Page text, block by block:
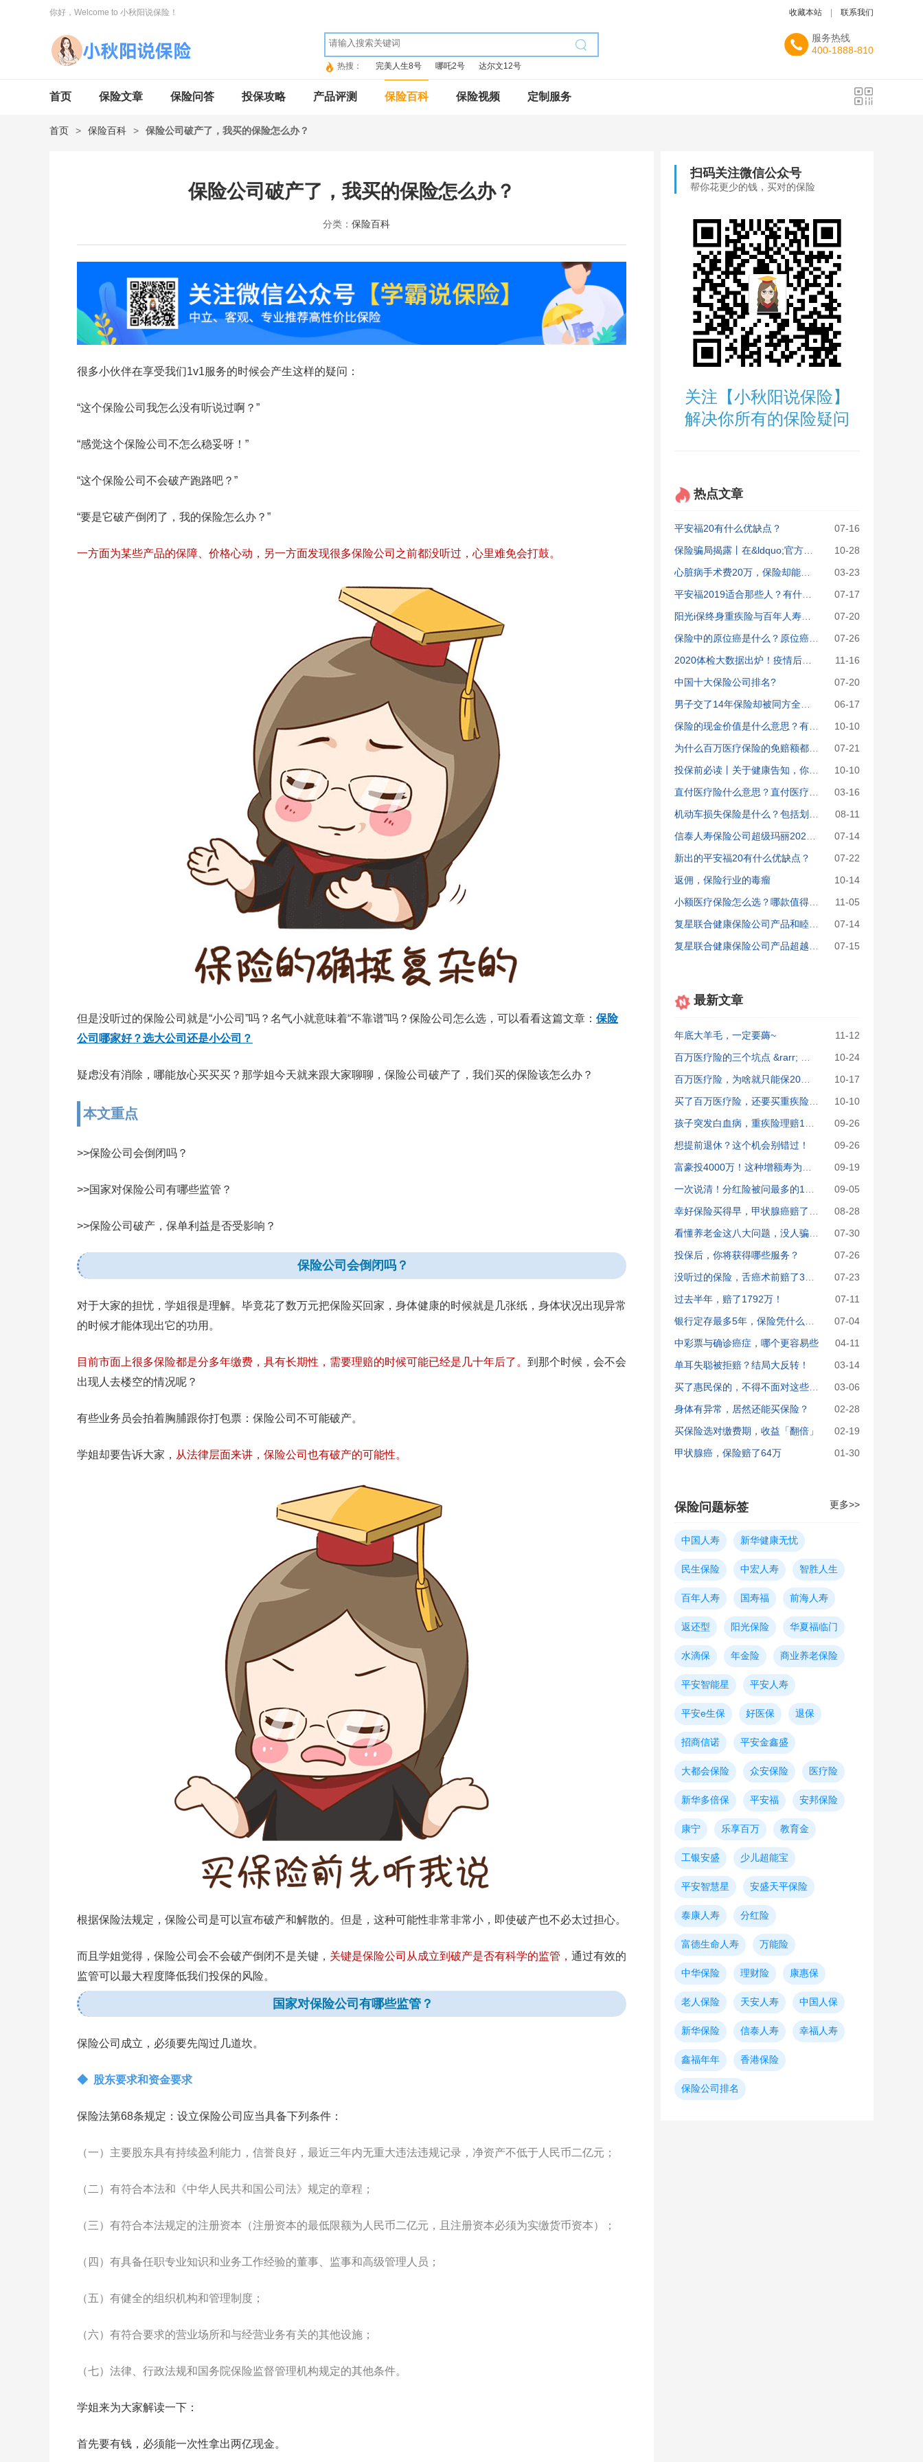
你好，Welcome to 小秋阳说保险！ 收藏本站 联系我们
热搜： 完美人生8号 哪吒2号 达尔文12号
服务热线
400-1888-810
首页 保险文章 保险问答 投保攻略 产品评测 保险百科 保险视频 定制服务
首页 > 保险百科 > 保险公司破产了，我买的保险怎么办？
保险公司破产了，我买的保险怎么办？
分类： 保险百科
很多小伙伴在享受我们1v1服务的时候会产生这样的疑问：
“这个保险公司我怎么没有听说过啊？”
“感觉这个保险公司不怎么稳妥呀！”
“这个保险公司不会破产跑路吧？”
“要是它破产倒闭了，我的保险怎么办？”
一方面为某些产品的保障、价格心动，另一方面发现很多保险公司之前都没听过，心里难免会打鼓。
但是没听过的保险公司就是“小公司”吗？名气小就意味着“不靠谱”吗？保险公司怎么选，可以看看这篇文章： 保险
公司哪家好？选大公司还是小公司？
疑虑没有消除，哪能放心买买买？那学姐今天就来跟大家聊聊，保险公司破产了，我们买的保险该怎么办？
本文重点
>>保险公司会倒闭吗？
>>国家对保险公司有哪些监管？
>>保险公司破产，保单利益是否受影响？
保险公司会倒闭吗？
对于大家的担忧，学姐很是理解。毕竟花了数万元把保险买回家，身体健康的时候就是几张纸，身体状况出现异常
的时候才能体现出它的功用。
目前市面上很多保险都是分多年缴费，具有长期性，需要理赔的时候可能已经是几十年后了。 到那个时候，会不会
出现人去楼空的情况呢？
有些业务员会拍着胸脯跟你打包票：保险公司不可能破产。
学姐却要告诉大家， 从法律层面来讲，保险公司也有破产的可能性。
根据保险法规定，保险公司是可以宣布破产和解散的。但是，这种可能性非常非常小，即使破产也不必太过担心。
而且学姐觉得，保险公司会不会破产倒闭不是关键， 关键是保险公司从成立到破产是否有科学的监管， 通过有效的
监管可以最大程度降低我们投保的风险。
国家对保险公司有哪些监管？
保险公司成立，必须要先闯过几道坎。
◆ 股东要求和资金要求
保险法第68条规定：设立保险公司应当具备下列条件：
（一）主要股东具有持续盈利能力，信誉良好，最近三年内无重大违法违规记录，净资产不低于人民币二亿元；
（二）有符合本法和《中华人民共和国公司法》规定的章程；
（三）有符合本法规定的注册资本（注册资本的最低限额为人民币二亿元，且注册资本必须为实缴货币资本）；
（四）有具备任职专业知识和业务工作经验的董事、监事和高级管理人员；
（五）有健全的组织机构和管理制度；
（六）有符合要求的营业场所和与经营业务有关的其他设施；
（七）法律、行政法规和国务院保险监督管理机构规定的其他条件。
学姐来为大家解读一下：
首先要有钱，必须能一次性拿出两亿现金。
扫码关注微信公众号
帮你花更少的钱，买对的保险
关注【小秋阳说保险】
解决你所有的保险疑问
热点文章
平安福20有什么优缺点？
07-16
保险骗局揭露丨在&ldquo;官方&rdquo;买的保险，全都是坑
10-28
心脏病手术费20万，保险却能赔81万？
03-23
平安福2019适合那些人？有什么优缺点？
07-17
阳光i保终身重疾险与百年人寿康惠保哪款好
07-20
保险中的原位癌是什么？原位癌的理赔条件差别大吗？
07-26
2020体检大数据出炉！疫情后，这些指标异常人数增多！
11-16
中国十大保险公司排名?
07-20
男子交了14年保险却被同方全球人寿&ldquo;拒赔&rdquo;？什么情况？进来吃瓜
06-17
保险的现金价值是什么意思？有什么作用？怎么算？
10-10
为什么百万医疗保险的免赔额都是1万/年？
07-21
投保前必读丨关于健康告知，你想知道的都在这里了
10-10
直付医疗险什么意思？直付医疗险有什么作用？有哪些直付医疗险的产品？
03-16
机动车损失保险是什么？包括划痕、玻璃吗？有必要买吗？
08-11
信泰人寿保险公司超级玛丽2020max能买吗，有哪些优点和缺点，多少钱
07-14
新出的平安福20有什么优缺点？
07-22
返佣，保险行业的毒瘤
10-14
小额医疗保险怎么选？哪款值得买？看这里！
11-05
复星联合健康保险公司产品和睦家一年保费多少钱？
07-14
复星联合健康保险公司产品超越保2020能买吗，怎么买？
07-15
最新文章
年底大羊毛，一定要薅~
11-12
10-24
10-17
10-10
09-26
想提前退休？这个机会别错过！
09-26
09-19
09-05
08-28
07-30
投保后，你将获得哪些服务？
07-26
07-23
过去半年，赔了1792万！
07-11
07-04
中彩票与确诊癌症，哪个更容易些
04-11
单耳失聪被拒赔？结局大反转！
03-14
03-06
身体有异常，居然还能买保险？
02-28
买保险选对缴费期，收益「翻倍」
02-19
甲状腺癌，保险赔了64万
01-30
保险问题标签 更多>>
中国人寿 新华健康无忧
民生保险 中宏人寿 智胜人生
百年人寿 国寿福 前海人寿
返还型 阳光保险 华夏福临门
水滴保 年金险 商业养老保险
平安智能星 平安人寿
平安e生保 好医保 退保
招商信诺 平安金鑫盛
大都会保险 众安保险 医疗险
新华多倍保 平安福 安邦保险
康宁 乐享百万 教育金
工银安盛 少儿超能宝
平安智慧星 安盛天平保险
泰康人寿 分红险
富德生命人寿 万能险
中华保险 理财险 康惠保
老人保险 天安人寿 中国人保
新华保险 信泰人寿 幸福人寿
鑫福年年 香港保险
保险公司排名